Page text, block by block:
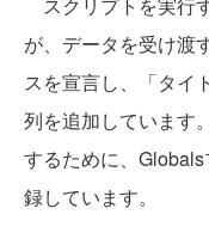
スクリプトを実行
が、データを受け渡
スを宣言し、「タイ
列を追加しています
するために、
録しています。